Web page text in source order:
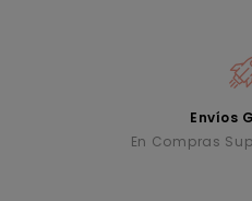
Envíos
En Compras